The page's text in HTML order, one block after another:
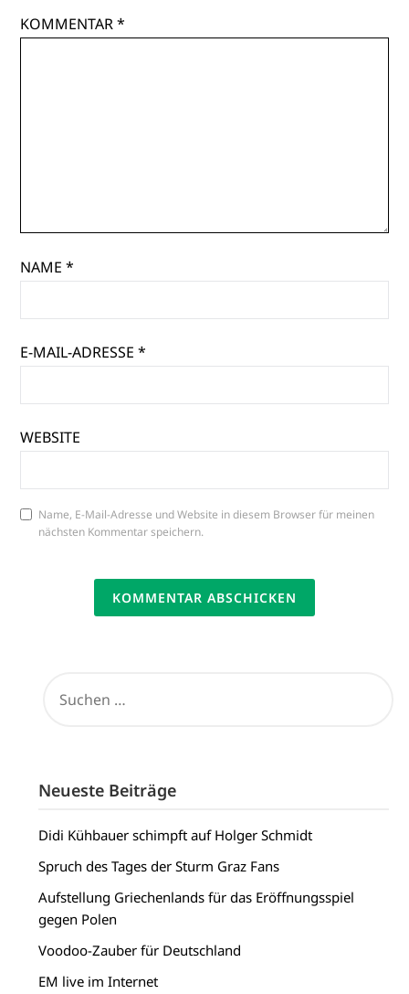
KOMMENTAR*
NAME*
E-MAIL-ADRESSE*
WEBSITE
Name, E-Mail-Adresse und Website in diesem Browser für meinen
nächsten Kommentar speichern.
NACH:
Neueste Beiträge
Didi Kühbauer schimpft auf Holger Schmidt
Spruch des Tages der Sturm Graz Fans
Aufstellung Griechenlands für das Eröffnungsspiel
gegen Polen
Voodoo-Zauber für Deutschland
EM live im Internet